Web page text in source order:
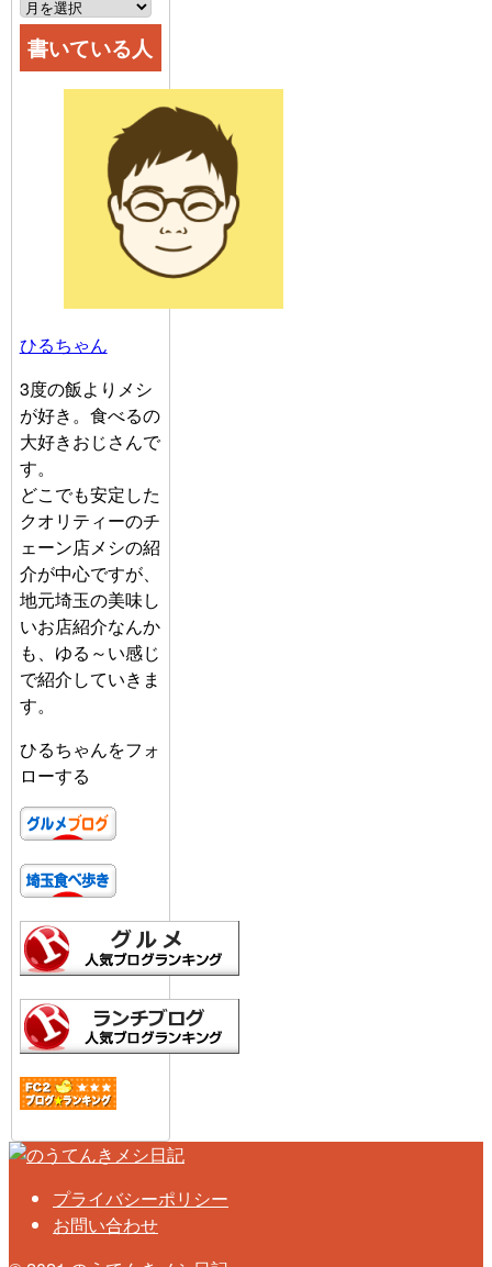
書いている人
ひるちゃん
3度の飯よりメシ
が好き。食べるの
大好きおじさんで
す。
どこでも安定した
クオリティーのチ
ェーン店メシの紹
介が中心ですが、
地元埼玉の美味し
いお店紹介なんか
も、ゆる～い感じ
で紹介していきま
す。
ひるちゃんをフォ
ローする
プライバシーポリシー
お問い合わせ